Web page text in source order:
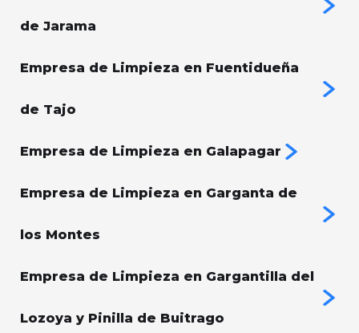
de Jarama
Empresa de Limpieza en Fuentidueña
de Tajo
Empresa de Limpieza en Galapagar
Empresa de Limpieza en Garganta de
los Montes
Empresa de Limpieza en Gargantilla del
Lozoya y Pinilla de Buitrago